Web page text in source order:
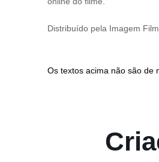
Distribuído pela Imagem
Os textos acima não são de